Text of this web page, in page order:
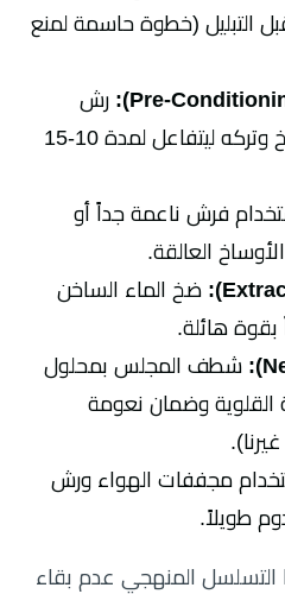
قبل التبليل (خطوة حاسمة لمنع
رش
محلول مفكك للأوساخ وتركه ليتفاعل لمدة 10-15
فرش ناعمة جداً أو
العالقة.
ضخ الماء الساخن
هائلة.
شطف المجلس بمحلول
وضمان نعومة
مجففات الهواء ورش
طويلاً.
التسلسل المنهجي عدم بقاء